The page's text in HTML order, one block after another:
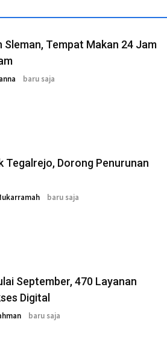
Sleman, Tempat Makan 24 Jam
baru saja
Tegalrejo, Dorong Penurunan
baru saja
September, 470 Layanan
Digital
baru saja